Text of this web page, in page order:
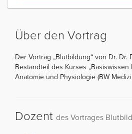
Über den Vortrag
Der Vortrag „Blutbildung“ von Dr. Dr.
Bestandteil des Kurses
Anatomie und Physiologie (BW
Dozent des Vortrages